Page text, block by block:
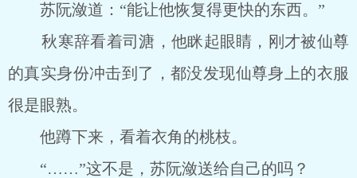
苏阮潋道：“能让他恢复得更快的东西。”
秋寒辞看着司溏，他眯起眼睛，刚才被仙尊
的真实身份冲击到了，都没发现仙尊身上的衣服
很是眼熟。
他蹲下来，看着衣角的桃枝。
“……”这不是，苏阮潋送给自己的吗？